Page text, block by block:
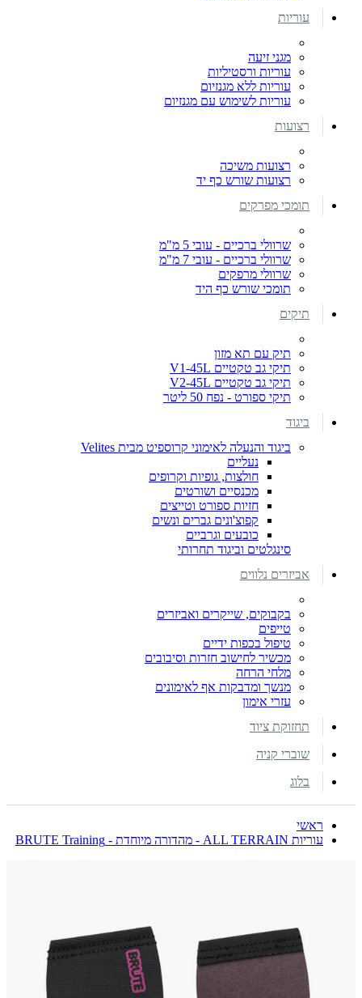
עוריות
מגני זיעה
עוריות ורסטיליות
עוריות ללא מגנזיום
עוריות לשימוש עם מגנזיום
רצועות
רצועות משיכה
רצועות שורש כף יד
תומכי מפרקים
שרוולי ברכיים - עובי 5 מ"מ
שרוולי ברכיים - עובי 7 מ"מ
שרוולי מרפקים
תומכי שורש כף היד
תיקים
תיק עם תא מזון
תיקי גב טקטיים V1-45L
תיקי גב טקטיים V2-45L
תיקי ספורט - נפח 50 ליטר
ביגוד
ביגוד והנעלה לאימוני קרוספיט מבית Velites
נעליים
חולצות, גופיות וקרופים
מכנסיים ושורטים
חזיות ספורט וטייצים
קפוצ'ונים גברים ונשים
כובעים וגרביים
סינגלטים וביגוד תחרותי
אביזרים נלווים
בקבוקים, שייקרים ואביזרים
טייפים
טיפול בכפות ידיים
מכשיר לחישוב חזרות וסיבובים
מלחי הרחה
מנשך ומדבקות אף לאימונים
עזרי אימון
תחזוקת ציוד
שוברי קניה
בלוג
ראשי
עוריות ALL TERRAIN - מהדורה מיוחדת - BRUTE Training